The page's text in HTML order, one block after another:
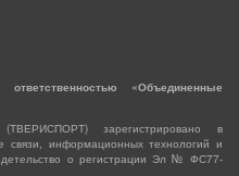
«Объединенные
зарегистрировано в
информационных технологий и
о регистрации Эл № ФС77-